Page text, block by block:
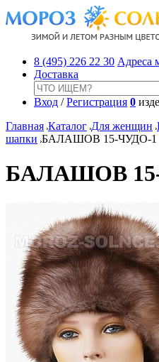
8 (495) 226 22 30 Адреса
Доставка
Вход /Регистрация 0
Главная Каталог Для женщин
шапки БАЛАШОВ 15-ЧУДО-1
БАЛАШОВ